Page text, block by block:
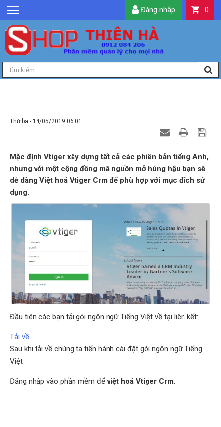
GIỚI THIỆU
TIN TỨC
SẢN PHẨM
DỊCH VỤ
TIỆN ÍCH
0
Đăng nhập
Thứ ba - 14/05/2019 06:01
Mặc định Vtiger xây dựng tất cả các phiên bản tiếng Anh,
nhưng với một cộng đồng mã nguồn mở hùng hậu bạn sẽ
dễ dàng Việt hoá Vtiger Crm để phù hợp với mục đích sử
dụng.
Đầu tiên các bạn tải gói ngôn ngữ Tiếng Việt về tại liên kết:
Tải về
Sau khi tải về chúng ta tiến hành cài đặt gói ngôn ngữ Tiếng
Việt
Đăng nhập vào phần mềm đểviệt hoá Vtiger Crm: